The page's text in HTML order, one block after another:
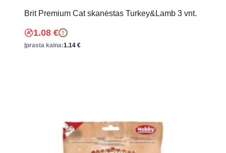
Brit Premium Cat skanėstas Turkey&Lamb 3 vnt.
1.08 € !
Įprasta kaina:1.14 €